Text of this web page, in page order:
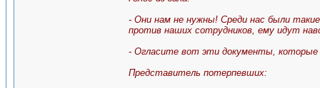
- Они нам не нужны! Среди нас были
против наших сотрудников, ему идут
- Огласите вот эти документы,
Представитель потерпевших: